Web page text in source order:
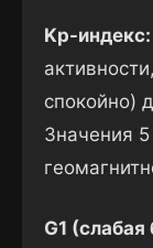
Kp-индекс:
спокойно)
Значения
G1 (слабая